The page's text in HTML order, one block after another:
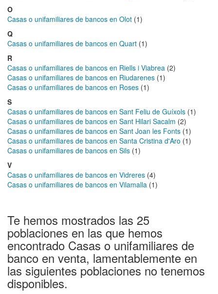
O
Casas o unifamiliares de bancos en Olot (1)
Q
Casas o unifamiliares de bancos en Quart (1)
R
Casas o unifamiliares de bancos en Riells i Viabrea (2)
Casas o unifamiliares de bancos en Riudarenes (1)
Casas o unifamiliares de bancos en Roses (1)
S
Casas o unifamiliares de bancos en Sant Feliu de Guíxols (1)
Casas o unifamiliares de bancos en Sant Hilari Sacalm (2)
Casas o unifamiliares de bancos en Sant Joan les Fonts (1)
Casas o unifamiliares de bancos en Santa Cristina d'Aro (1)
Casas o unifamiliares de bancos en Sils (1)
V
Casas o unifamiliares de bancos en Vidreres (4)
Casas o unifamiliares de bancos en Vilamalla (1)
Te hemos mostrados las 25
poblaciones en las que hemos
encontrado Casas o unifamiliares de
banco en venta, lamentablemente en
las siguientes poblaciones no tenemos
disponibles.